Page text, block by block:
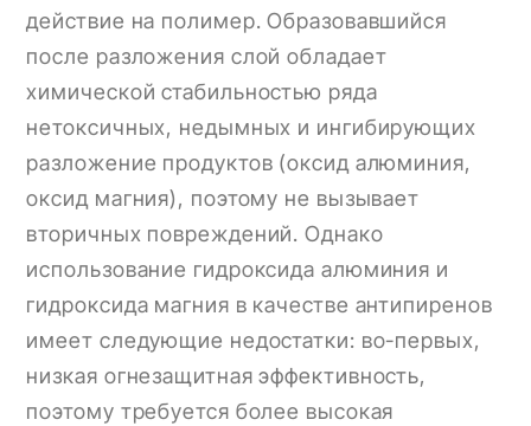
действие на полимер. Образовавшийся
после разложения слой обладает
химической стабильностью ряда
нетоксичных, недымных и ингибирующих
разложение продуктов (оксид алюминия,
оксид магния), поэтому не вызывает
вторичных повреждений. Однако
использование гидроксида алюминия и
гидроксида магния в качестве антипиренов
имеет следующие недостатки: во-первых,
низкая огнезащитная эффективность,
поэтому требуется более высокая